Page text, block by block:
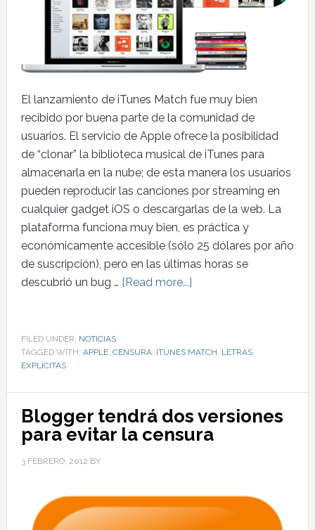
El lanzamiento de iTunes Match fue muy bien
recibido por buena parte de la comunidad de
usuarios. El servicio de Apple ofrece la posibilidad
de “clonar” la biblioteca musical de iTunes para
almacenarla en la nube; de esta manera los usuarios
pueden reproducir las canciones por streaming en
cualquier gadget iOS o descargarlas de la web. La
plataforma funciona muy bien, es práctica y
económicamente accesible (sólo 25 dólares por año
de suscripción), pero en las últimas horas se
descubrió un bug … [Read more...]
FILED UNDER: NOTICIAS
TAGGED WITH: APPLE, CENSURA, ITUNES MATCH, LETRAS
EXPLÍCITAS
Blogger tendrá dos versiones
para evitar la censura
3 FEBRERO, 2012 BY